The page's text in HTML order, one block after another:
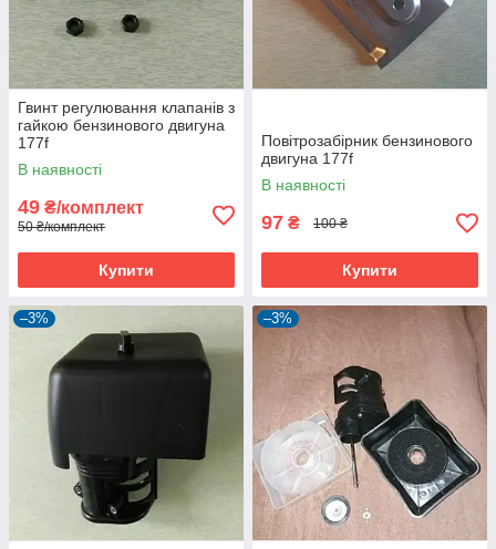
Гвинт регулювання клапанів з
гайкою бензинового двигуна
177f
В наявності
49 ₴/комплект
50 ₴/комплект
Купити
Повітрозабірник бензинового
двигуна 177f
В наявності
97 ₴ 100 ₴
Купити
–3% –3%